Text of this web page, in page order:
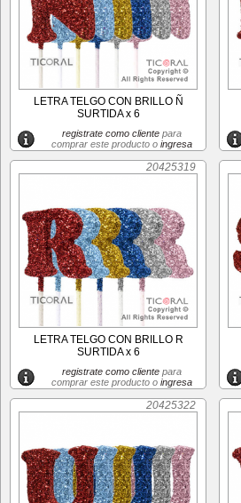
LETRA TELGO CON BRILLO Ñ
SURTIDA x 6
registrate como clientepara
comprar este producto o ingresa
20425319
LETRA TELGO CON BRILLO R
SURTIDA x 6
registrate como clientepara
comprar este producto o ingresa
20425322